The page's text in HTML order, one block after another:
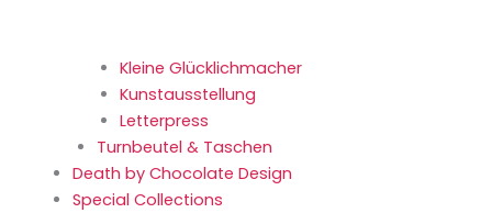
Kleine Glücklich­macher
Kunstaus­stellung
Letterpress
Turnbeutel & Taschen
Death by Chocolate Design
Special Collections